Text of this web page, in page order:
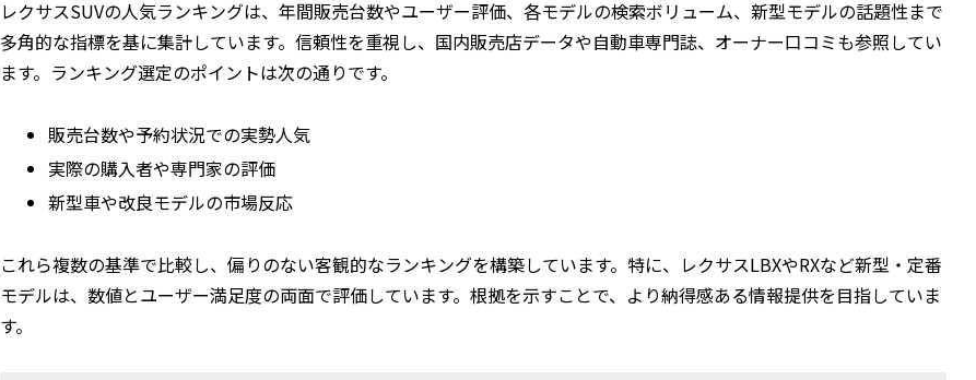
レクサスSUVの人気ランキングは、年間販売台数やユーザー評価、各モデルの検索ボリューム、新型モデルの話題性まで
多角的な指標を基に集計しています。信頼性を重視し、国内販売店データや自動車専門誌、オーナー口コミも参照してい
ます。ランキング選定のポイントは次の通りです。
販売台数や予約状況での実勢人気
実際の購入者や専門家の評価
新型車や改良モデルの市場反応
これら複数の基準で比較し、偏りのない客観的なランキングを構築しています。特に、レクサスLBXやRXなど新型・定番
モデルは、数値とユーザー満足度の両面で評価しています。根拠を示すことで、より納得感ある情報提供を目指していま
す。